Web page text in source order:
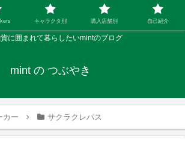
に囲まれて暮らしたいmintのブログ
mint の つぶやき
カー サクラクレパス
キャラクタ別 購入店舗別 自己紹介